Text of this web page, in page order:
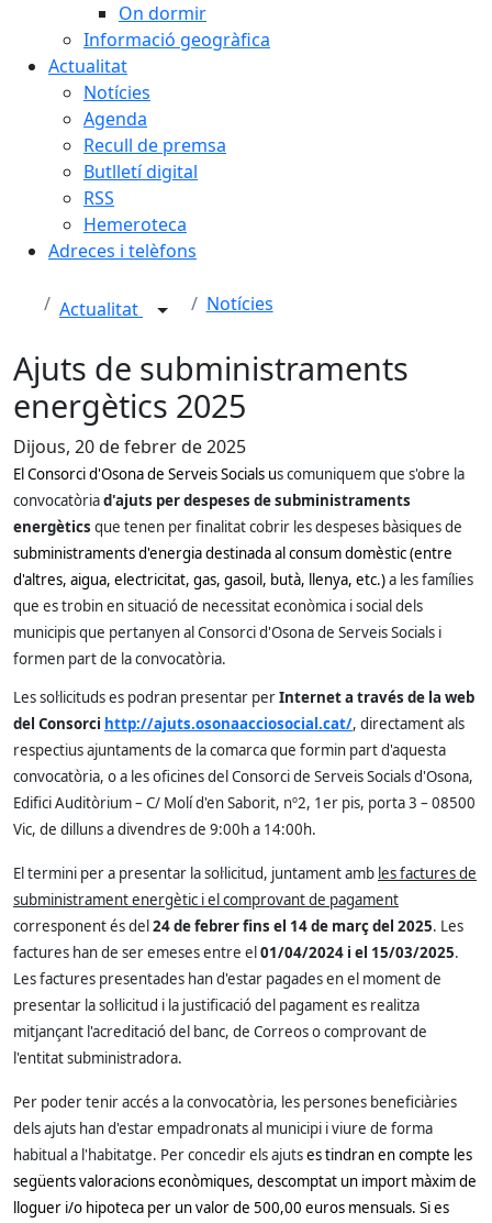
On dormir
Informació geogràfica
Actualitat
Notícies
Agenda
Recull de premsa
Butlletí digital
RSS
Hemeroteca
Adreces i telèfons
Actualitat Notícies
Ajuts de subministraments
energètics 2025
Dijous, 20 de febrer de 2025
El Consorci d'Osona de Serveis Socials us comuniquem que s'obre la
convocatòriad'ajuts per despeses de subministraments
energètics que tenen per finalitat cobrir les despeses bàsiques de
subministraments d'energia destinada al consum domèstic (entre
d'altres, aigua, electricitat, gas, gasoil, butà, llenya, etc.)a les famílies
que es trobin en situació de necessitat econòmica i social dels
municipis que pertanyen al Consorci d'Osona de Serveis Socials i
formen part de la convocatòria.
Les sol·licituds es podran presentar perInternet a través de la web
del Consorci http://ajuts.osonaacciosocial.cat/, directament als
respectius ajuntaments de la comarca que formin part d'aquesta
convocatòria, o a les oficines del Consorci de Serveis Socials d'Osona,
Edifici Auditòrium – C/ Molí d'en Saborit, nº2, 1er pis, porta 3 – 08500
Vic, de dilluns a divendres de 9:00h a 14:00h.
El termini per a presentar la sol·licitud, juntament amb les factures de
subministrament energètic i el comprovant de pagament
corresponent és del24 de febrer fins el 14 de març del 2025. Les
factures han de ser emeses entre el01/04/2024 i el 15/03/2025.
Les factures presentades han d'estar pagades en el moment de
presentar la sol·licitud i la justificació del pagament es realitza
mitjançant l'acreditació del banc, de Correos o comprovant de
l'entitat subministradora.
Per poder tenir accés a la convocatòria, les persones beneficiàries
dels ajuts han d'estar empadronats al municipi i viure de forma
habitual a l'habitatge. Per concedir els ajutses tindran en compte les
següents valoracions econòmiques, descomptat un import màxim de
lloguer i/o hipoteca per un valor de 500,00 euros mensuals. Si es